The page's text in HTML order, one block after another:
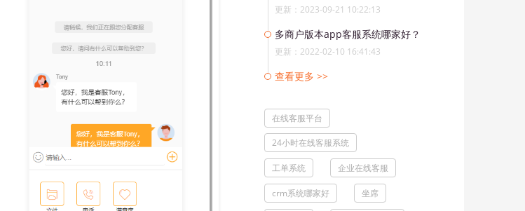
更新：2023-09-21 10:22:13
多商户版本app客服系统哪家好？
更新：2022-02-10 16:41:43
查看更多 >>
在线客服平台
24小时在线客服系统
工单系统 企业在线客服
crm系统哪家好 坐席